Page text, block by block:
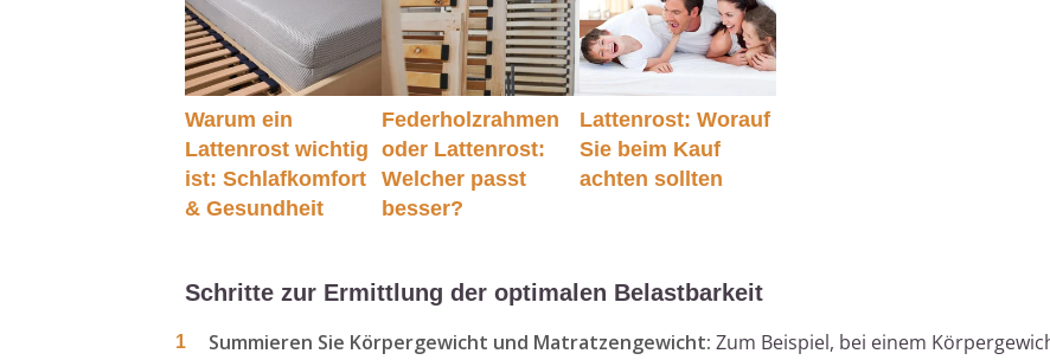
Warum ein
Lattenrost wichtig
ist: Schlafkomfort
& Gesundheit
Federholzrahmen
oder Lattenrost:
Welcher passt
besser?
Lattenrost: Worauf
Sie beim Kauf
achten sollten
Schritte zur Ermittlung der optimalen Belastbarkeit
Summieren Sie Körpergewicht und Matratzengewicht: Zum Beispiel, bei einem